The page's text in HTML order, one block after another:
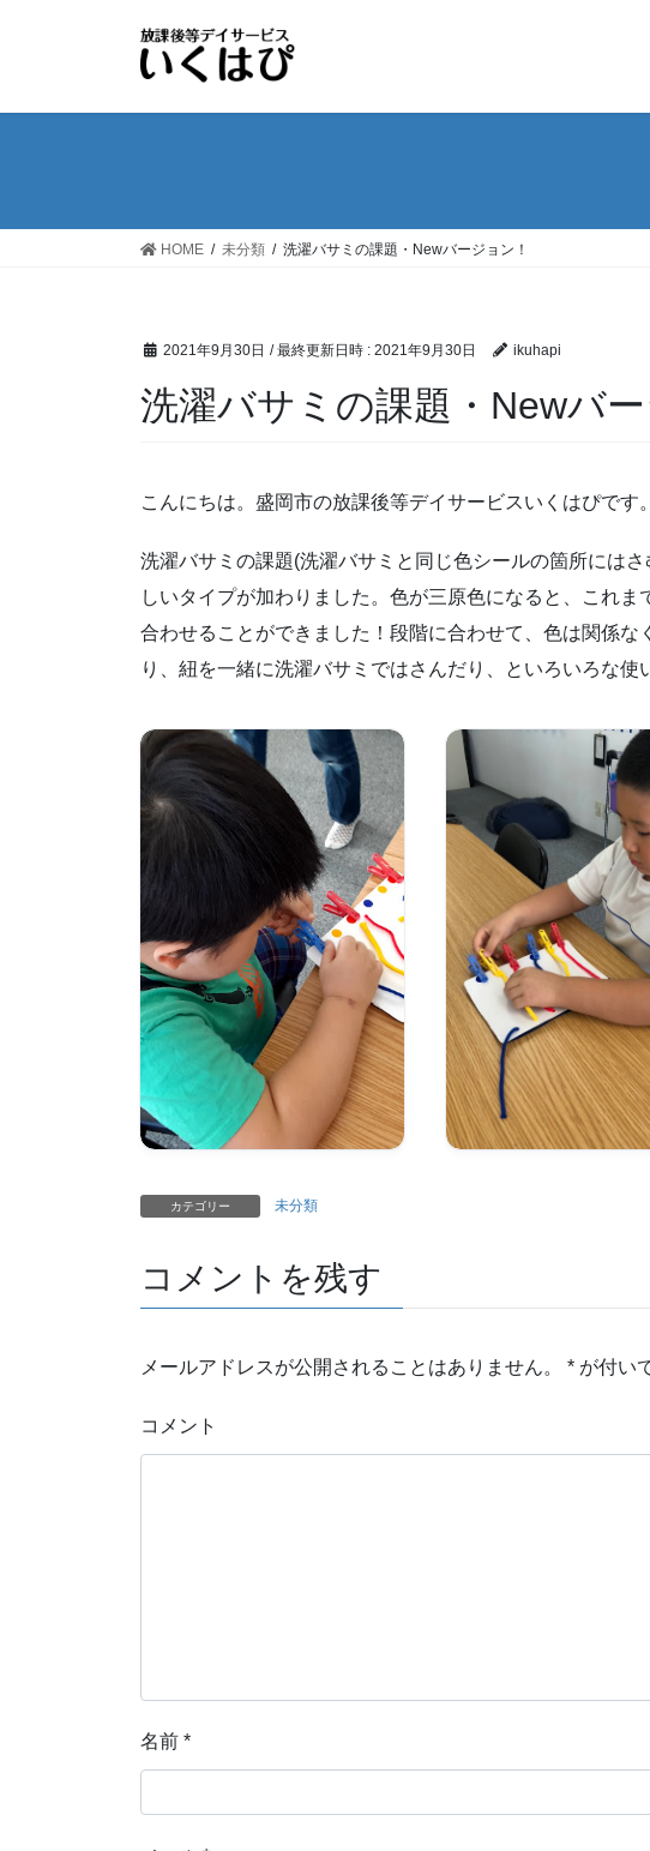
HOME 未分類 洗濯バサミの課題・Newバージョン！
2021年9月30日 / 最終更新日時 : 2021年9月30日 ikuhapi
洗濯バサミの課題・Newバー
こんにちは。盛岡市の放課後等デイサービスいくはぴです。
洗濯バサミの課題(洗濯バサミと同じ色シールの箇所には
しいタイプが加わりました。色が三原色になると、これ
合わせることができました！段階に合わせて、色は関係な
り、紐を一緒に洗濯バサミではさんだり、といろいろな使
カテゴリー 未分類
コメントを残す
メールアドレスが公開されることはありません。 * が付い
コメント
名前 *